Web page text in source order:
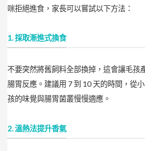
咪拒絕進食，家長可以嘗試以下方法：
1. 採取漸進式換食
不要突然將舊飼料全部換掉，這會讓毛孩
腸胃反應。建議用 7 到 10 天的時間，從
孩的味覺與腸胃菌叢慢慢適應。
2. 溫熱法提升香氣